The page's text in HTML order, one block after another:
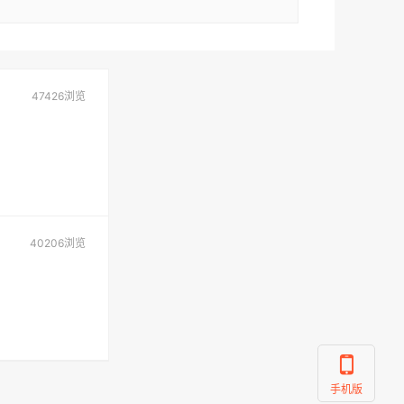
47426浏览
40206浏览
手机版